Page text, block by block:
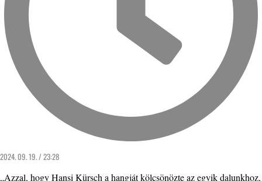
2024. 09. 19. / 23:28
„Azzal, hogy Hansi Kürsch a hangját kölcsönözte az egyik dalunkhoz,